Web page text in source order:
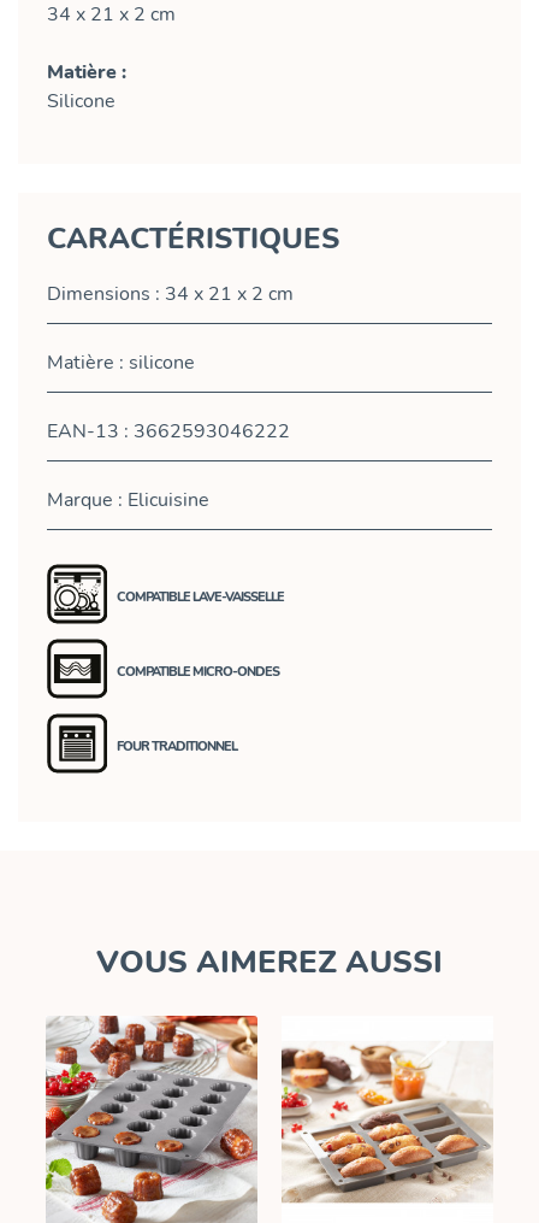
34 x 21 x 2 cm
Matière :
Silicone
CARACTÉRISTIQUES
Dimensions : 34 x 21 x 2 cm
Matière : silicone
EAN-13 : 3662593046222
Marque : Elicuisine
COMPATIBLE LAVE-VAISSELLE
COMPATIBLE MICRO-ONDES
FOUR TRADITIONNEL
VOUS AIMEREZ AUSSI